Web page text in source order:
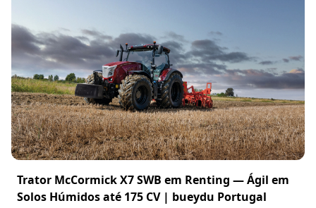
Trator McCormick X7 SWB em Renting — Ágil em
Solos Húmidos até 175 CV | bueydu Portugal